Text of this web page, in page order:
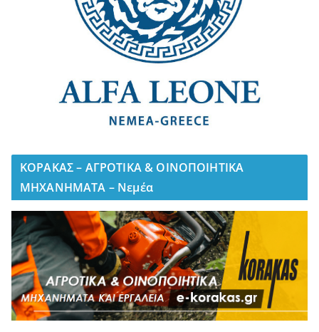
ΚΟΡΑΚΑΣ – ΑΓΡΟΤΙΚΑ & ΟΙΝΟΠΟΙΗΤΙΚΑ
ΜΗΧΑΝΗΜΑΤΑ – Νεμέα